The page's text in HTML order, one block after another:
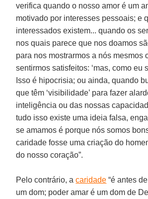
verifica quando o nosso amor é um
motivado por interesses pessoais; e
interessados existem... quando os
nos quais parece que nos doamos
para nos mostrarmos a nós mesmos
sentirmos satisfeitos: ‘mas, como eu
Isso é hipocrisia; ou ainda, quando
que têm ‘visibilidade’ para fazer
inteligência ou das nossas
tudo isso existe uma ideia falsa,
se amamos é porque nós somos
caridade fosse uma criação do
do nosso coração”.
Pelo contrário, acaridade “é antes
um dom; poder amar é um dom de